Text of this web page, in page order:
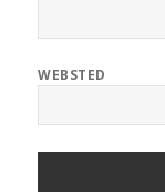
WEBSTED